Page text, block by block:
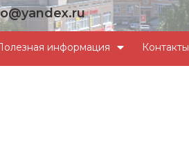
информация Контакты